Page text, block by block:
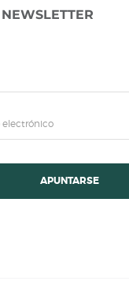
APUNTARSE